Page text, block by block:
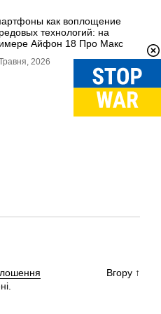
как воплощение
технологий: на
Айфон 18 Про Макс
2026
Вгору ↑